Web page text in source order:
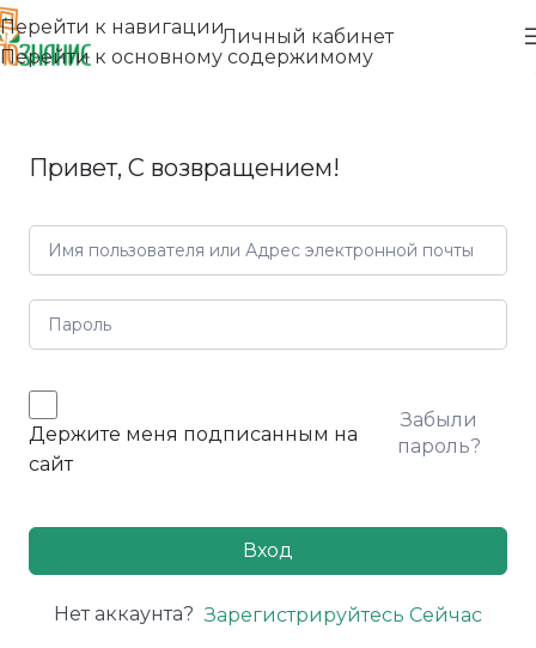
Перейти к навигации
Перейти к основному содержимому
Личный кабинет
Привет, С возвращением!
Держите меня подписанным на
сайт
Забыли
пароль?
Вход
Нет аккаунта? Зарегистрируйтесь Сейчас